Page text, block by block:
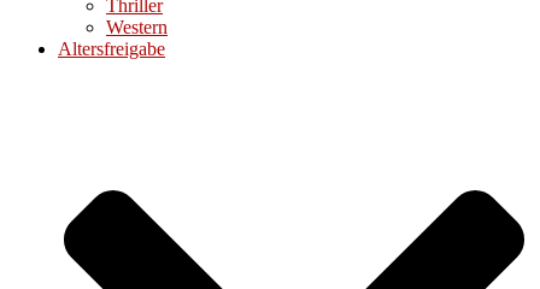
Thriller
Western
Altersfreigabe